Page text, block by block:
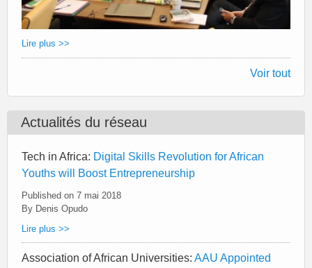
Lire plus >>
Voir tout
Actualités du réseau
Tech in Africa: Digital Skills Revolution for African
Youths will Boost Entrepreneurship
Published on 7 mai 2018
By Denis Opudo
Lire plus >>
Association of African Universities: AAU Appointed